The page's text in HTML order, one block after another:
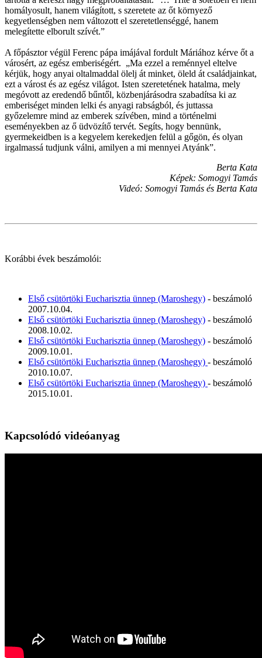
homályosult, hanem világított, s szeretete az őt környező
kegyetlenségben nem változott el szeretetlenséggé, hanem
melegítette elborult szívét.”
A főpásztor végül Ferenc pápa imájával fordult Máriához kérve őt a
városért, az egész emberiségért. „Ma ezzel a reménnyel eltelve
kérjük, hogy anyai oltalmaddal ölelj át minket, öleld át családjainkat,
ezt a várost és az egész világot. Isten szeretetének hatalma, mely
megóvott az eredendő bűntől, közbenjárásodra szabadítsa ki az
emberiséget minden lelki és anyagi rabságból, és juttassa
győzelemre mind az emberek szívében, mind a történelmi
eseményekben az ő üdvözítő tervét. Segíts, hogy bennünk,
gyermekeidben is a kegyelem kerekedjen felül a gőgön, és olyan
irgalmassá tudjunk válni, amilyen a mi mennyei Atyánk”.
Berta Kata
Képek: Somogyi Tamás
Videó: Somogyi Tamás és Berta Kata
Korábbi évek beszámolói:
Első csütörtöki Eucharisztia ünnep (Maroshegy) - beszámoló
2007.10.04.
Első csütörtöki Eucharisztia ünnep (Maroshegy) - beszámoló
2008.10.02.
Első csütörtöki Eucharisztia ünnep (Maroshegy) - beszámoló
2009.10.01.
Első csütörtöki Eucharisztia ünnep (Maroshegy) - beszámoló
2010.10.07.
Első csütörtöki Eucharisztia ünnep (Maroshegy) - beszámoló
2015.10.01.
Kapcsolódó videóanyag